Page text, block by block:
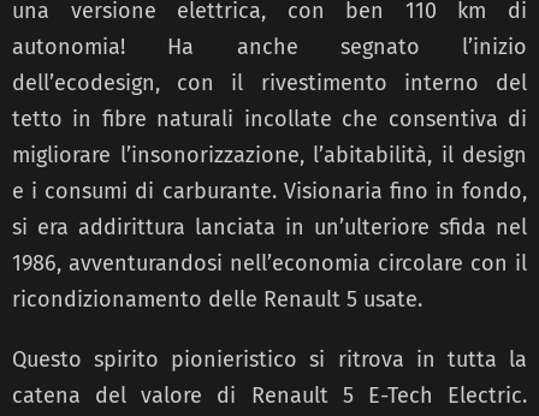
una versione elettrica, con ben 110 km di
autonomia! Ha anche segnato l’inizio
dell’ecodesign, con il rivestimento interno del
tetto in fibre naturali incollate che consentiva di
migliorare l’insonorizzazione, l’abitabilità, il design
e i consumi di carburante. Visionaria fino in fondo,
si era addirittura lanciata in un’ulteriore sfida nel
1986, avventurandosi nell’economia circolare con il
ricondizionamento delle Renault 5 usate.
Questo spirito pionieristico si ritrova in tutta la
catena del valore di Renault 5 E-Tech Electric.